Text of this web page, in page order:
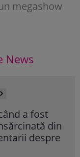
megashow
News
a fost
din
despre